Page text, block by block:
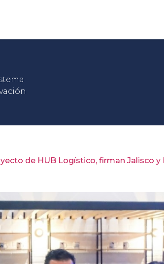
de HUB Logístico, firman Jalisco y